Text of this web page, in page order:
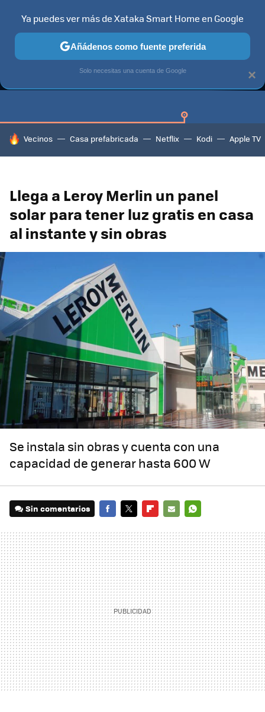
GUÍAS DE COMPRA CAZANDO GANGAS OFERTAS EN
HOY SE HABLA DE
Vecinos Casa prefabricada Netflix Kodi Apple TV
Llega a Leroy Merlin un panel
solar para tener luz gratis en casa
al instante y sin obras
Se instala sin obras y cuenta con una
capacidad de generar hasta 600 W
Sin comentarios
MAIL
×
Ya puedes ver más de Xataka Smart Home en Google
Añádenos como fuente preferida
Solo necesitas una cuenta de Google